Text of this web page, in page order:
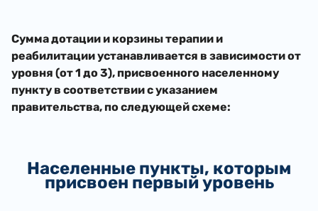
​Сумма дотации и корзины терапии и
реабилитации устанавливается в зависимости от
уровня (от 1 до 3), присвоенного населенному
пункту в соответствии с указанием
правительства, по следующей схеме:
Населенные пункты, которым
присвоен первый уровень